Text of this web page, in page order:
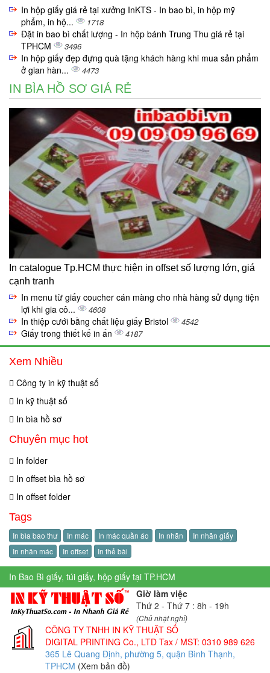
In hộp giấy giá rẻ tại xưởng InKTS - In bao bì, in hộp mỹ
phẩm, in hộ...
1718
Đặt in bao bì chất lượng - In hộp bánh Trung Thu giá rẻ tại
TPHCM
3496
In hộp giấy đẹp đựng quà tặng khách hàng khi mua sản phẩm
ở gian hàn...
4473
IN BÌA HỒ SƠ GIÁ RẺ
In catalogue Tp.HCM thực hiện in offset số lượng lớn, giá
cạnh tranh
In menu từ giấy coucher cán màng cho nhà hàng sử dụng tiện
lợi khi gia cô...
4608
In thiệp cưới bằng chất liệu giấy Bristol 4542
Giấy trong thiết kế in ấn 4187
Xem Nhiều
Công ty in kỹ thuật số
In kỹ thuật số
In bìa hồ sơ
Chuyên mục hot
In folder
In offset bìa hồ sơ
In offset folder
Tags
In bìa bao thư In mác In mác quần áo In nhãn
In nhãn giấy
In nhãn mác
In offset In thẻ bài
In Bao Bì giấy, túi giấy, hộp giấy tại TP.HCM
Giờ làm việc
Thứ 2 - Thứ 7 : 8h - 19h
(Chủ nhật nghỉ)
CÔNG TY TNHH IN KỸ THUẬT SỐ
DIGITAL PRINTING Co., LTD Tax / MST: 0310 989 626
365 Lê Quang Định, phường 5, quận Bình Thạnh,
TPHCM (Xem bản đồ)